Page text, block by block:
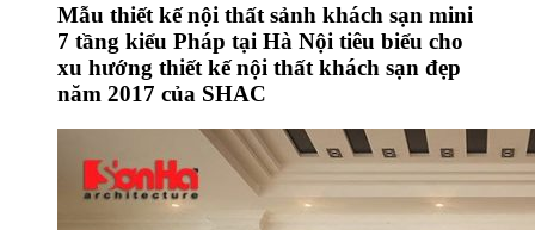
Mẫu thiết kế nội thất sảnh khách sạn mini
7 tầng kiểu Pháp tại Hà Nội tiêu biểu cho
xu hướng thiết kế nội thất khách sạn đẹp
năm 2017 của SHAC